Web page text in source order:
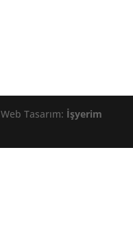
Web Tasarım: İşyerim